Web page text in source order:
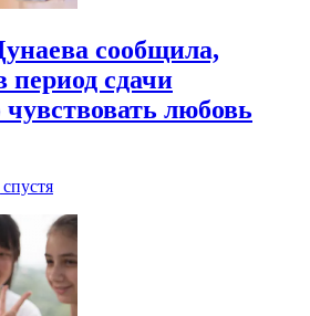
сообщила,
период сдачи
любовь